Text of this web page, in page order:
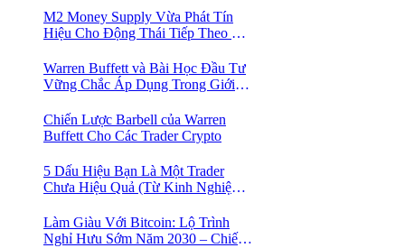
Bán Khống
M2 Money Supply Vừa Phát Tín
Hiệu Cho Động Thái Tiếp Theo Của
Trader Đang Bỏ Lỡ! 🚀
Warren Buffett và Bài Học Đầu Tư
Vững Chắc Áp Dụng Trong Giới
Chiến Lược Barbell của Warren
Buffett Cho Các Trader Crypto
5 Dấu Hiệu Bạn Là Một Trader
Chưa Hiệu Quả (Từ Kinh Nghiệm
Làm Giàu Với Bitcoin: Lộ Trình
Nghỉ Hưu Sớm Năm 2030 – Chiến